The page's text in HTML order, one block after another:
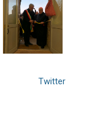
Twitter